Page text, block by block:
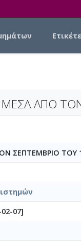
ΑΠΟ
ΣΕΠΤΕΜΒΡΙΟ ΤΟΥ
07]